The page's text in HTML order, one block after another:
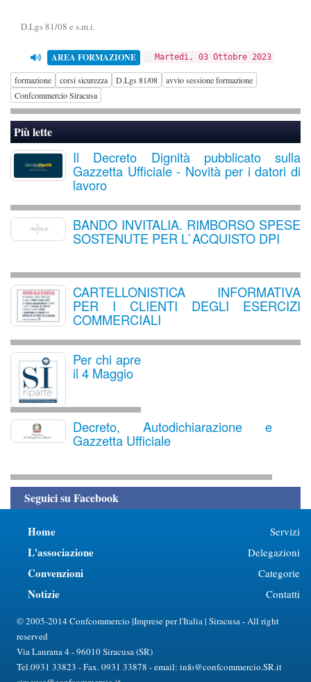
D.Lgs 81/08 e s.m.i.
AREA FORMAZIONE Martedì, 03 Ottobre 2023
formazione corsi sicurezza D.Lgs 81/08
avvio sessione formazione
Confcommercio Siracusa
Più lette
Il Decreto Dignità pubblicato sulla
Gazzetta Ufficiale - Novità per i datori di
lavoro
BANDO INVITALIA. RIMBORSO SPESE
SOSTENUTE PER L`ACQUISTO DPI
CARTELLONISTICA INFORMATIVA
PER I CLIENTI DEGLI ESERCIZI
COMMERCIALI
Per chi apre
il 4 Maggio
Decreto, Autodichiarazione e
Gazzetta Ufficiale
Seguici su Facebook
Home
L'associazione
Convenzioni
Notizie
Servizi
Delegazioni
Categorie
Contatti
© 2005-2014 Confcommercio |Imprese per l'Italia | Siracusa - All right
reserved
Via Laurana 4 - 96010 Siracusa (SR)
Tel.0931 33823 - Fax. 0931 33878 - email: info@confcommercio.SR.it